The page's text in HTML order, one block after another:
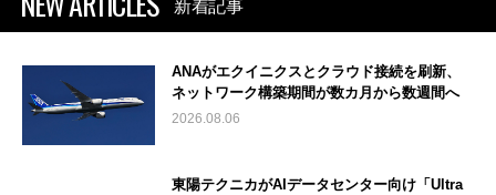
新着記事
ANAがエクイニクスとクラウド接続を刷新、
ネットワーク構築期間が数カ月から数週間へ
2026.08.06
東陽テクニカがAIデータセンター向け「Ultra